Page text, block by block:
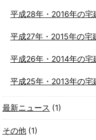
平成28年・2016年の宅
平成27年・2015年の宅
平成26年・2014年の宅
平成25年・2013年の宅
最新ニュース (1)
その他 (1)